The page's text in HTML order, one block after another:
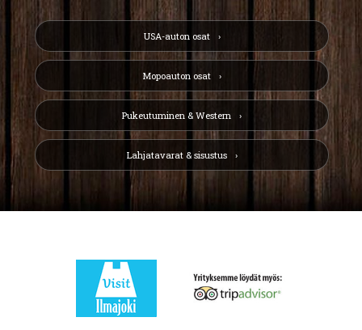
USA-auton osat
Mopoauton osat
Pukeutuminen & Western
Lahjatavarat & sisustus